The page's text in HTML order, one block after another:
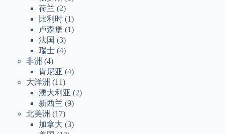
荷兰 (2)
比利时 (1)
卢森堡 (1)
法国 (3)
瑞士 (4)
非洲 (4)
肯尼亚 (4)
大洋洲 (11)
澳大利亚 (2)
新西兰 (9)
北美洲 (17)
加拿大 (3)